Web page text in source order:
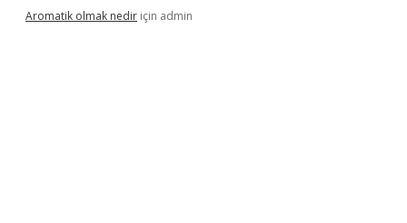
Aromatik olmak nedir için admin